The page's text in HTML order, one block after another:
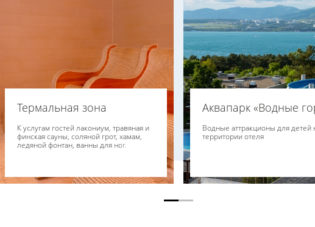
Термальная зона
К услугам гостей лакониум, травяная и
финская сауны, соляной грот, хамам,
ледяной фонтан, ванны для ног.
Аквапарк «Водные
Водные аттракционы для детей
территории отеля